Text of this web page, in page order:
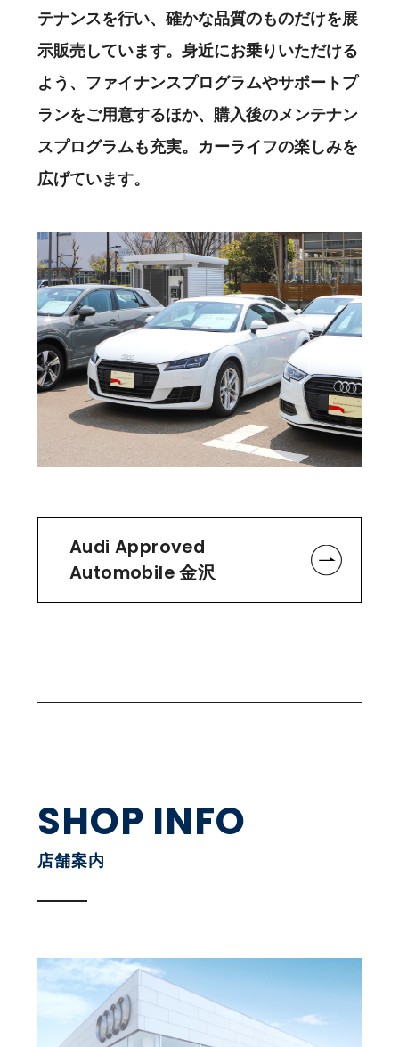
テナンスを行い、確かな品質のものだけを展
示販売しています。身近にお乗りいただける
よう、ファイナンスプログラムやサポートプ
ランをご用意するほか、購入後のメンテナン
スプログラムも充実。カーライフの楽しみを
広げています。
Audi Approved
Automobile 金沢
SHOP INFO
店舗案内